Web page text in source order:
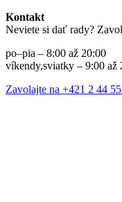
Kontakt
Neviete si dať rady?
po–pia – 8:00 až 20:00
víkendy,sviatky – 9:00 až
Zavolajte na +421 2 44